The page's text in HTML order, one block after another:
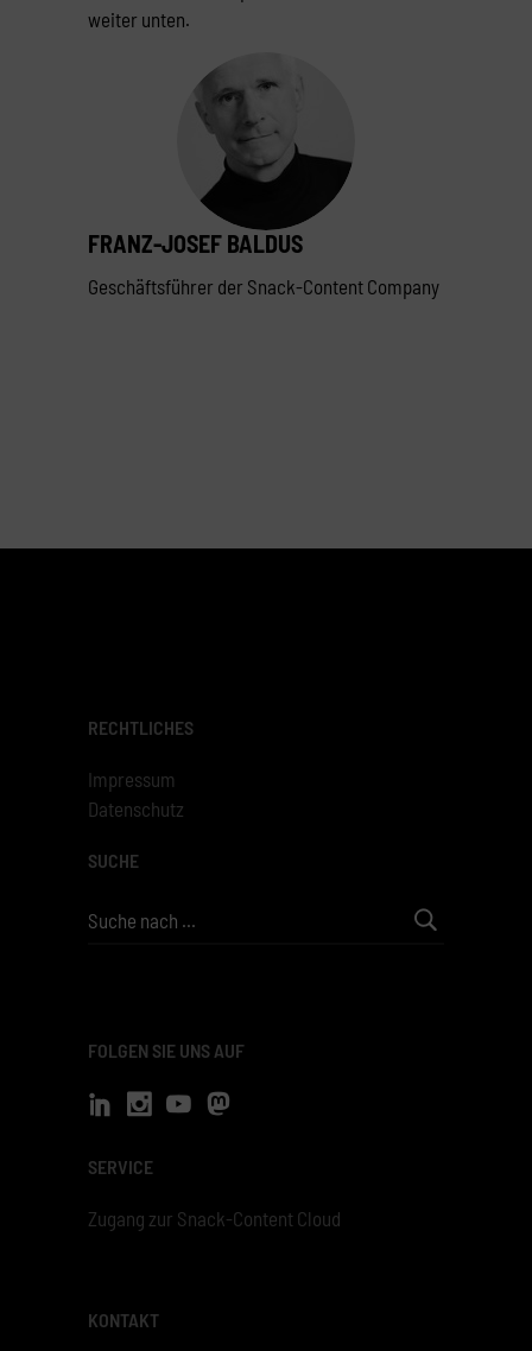
weiter unten.
FRANZ-JOSEF BALDUS
Geschäftsführer der Snack-Content Company
RECHTLICHES
Impressum
Datenschutz
SUCHE
Search
FOLGEN SIE UNS AUF
SERVICE
Zugang zur Snack-Content Cloud
KONTAKT